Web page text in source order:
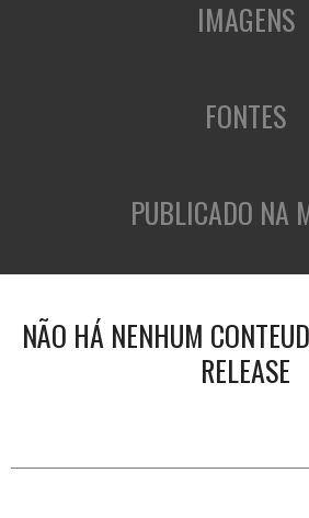
IMAGENS
FONTES
PUBLICADO NA
NÃO HÁ NENHUM
RELEASE